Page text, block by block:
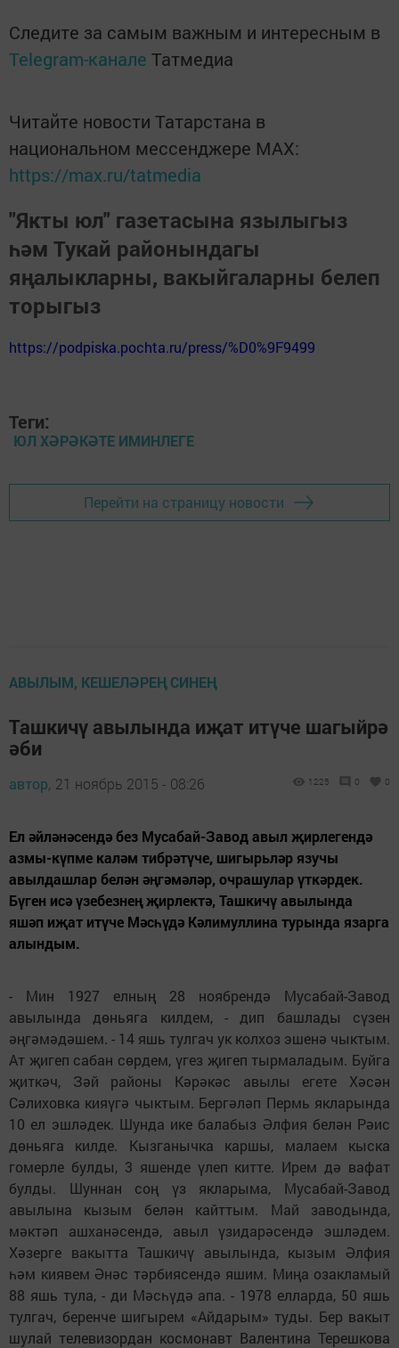
Следите за самым важным и интересным в
Telegram-канале Татмедиа
Читайте новости Татарстана в
национальном мессенджере MАХ:
https://max.ru/tatmedia
"Якты юл" газетасына язылыгыз
һәм Тукай районындагы
яңалыкларны, вакыйгаларны белеп
торыгыз
https://podpiska.pochta.ru/press/%D0%9F9499
Теги:
ЮЛ ХӘРӘКӘТЕ ИМИНЛЕГЕ
Перейти на страницу новости
АВЫЛЫМ, КЕШЕЛӘРЕҢ СИНЕҢ
Ташкичү авылында иҗат итүче шагыйрә
әби
автор, 21 ноябрь 2015 - 08:26 1225 0 0
Ел әйләнәсендә без Мусабай-Завод авыл җирлегендә
азмы-күпме каләм тибрәтүче, шигырьләр язучы
авылдашлар белән әңгәмәләр, очрашулар үткәрдек.
Бүген исә үзебезнең җирлектә, Ташкичү авылында
яшәп иҗат итүче Мәсһүдә Кәлимуллина турында язарга
алындым.
- Мин 1927 елның 28 ноябрендә Мусабай-Завод
авылында дөньяга килдем, - дип башлады сүзен
әңгәмәдәшем. - 14 яшь тулгач ук колхоз эшенә чыктым.
Ат җигеп сабан сөрдем, үгез җигеп тырмаладым. Буйга
җиткәч, Зәй районы Кәрәкәс авылы егете Хәсән
Сәлиховка кияүгә чыктым. Бергәләп Пермь якларында
10 ел эшләдек. Шунда ике балабыз Әлфия белән Рәис
дөньяга килде. Кызганычка каршы, малаем кыска
гомерле булды, 3 яшенде үлеп китте. Ирем дә вафат
булды. Шуннан соң үз якларыма, Мусабай-Завод
авылына кызым белән кайттым. Май заводында,
мәктәп ашханәсендә, авыл үзидарәсендә эшләдем.
Хәзерге вакытта Ташкичү авылында, кызым Әлфия
һәм киявем Әнәс тәрбиясендә яшим. Миңа озакламый
88 яшь тула, - ди Мәсһүдә апа. - 1978 елларда, 50 яшь
тулгач, беренче шигырем «Айдарым» туды. Бер вакыт
шулай телевизордан космонавт Валентина Терешкова